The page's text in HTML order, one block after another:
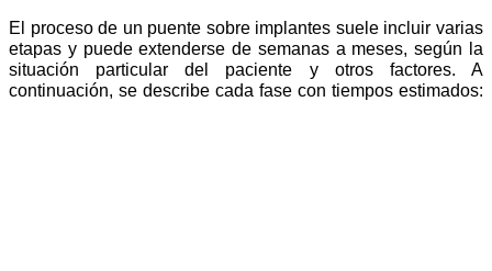
El proceso de un puente sobre implantes suele incluir varias
etapas y puede extenderse de semanas a meses, según la
situación particular del paciente y otros factores. A
continuación, se describe cada fase con tiempos estimados: